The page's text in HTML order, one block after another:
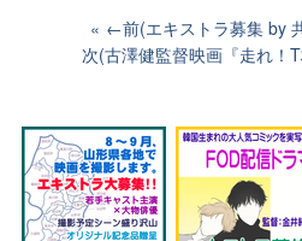
←前(エキストラ募集 by
次(古澤健監督映画『走れ！